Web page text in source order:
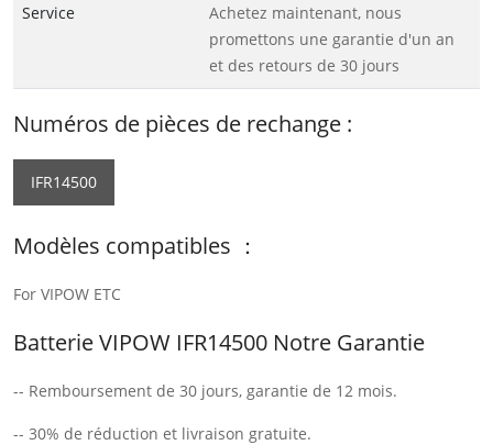
Service
Achetez maintenant, nous
promettons une garantie d'un an
et des retours de 30 jours
Numéros de pièces de rechange :
IFR14500
Modèles compatibles ：
For VIPOW ETC
Batterie VIPOW IFR14500 Notre Garantie
-- Remboursement de 30 jours, garantie de 12 mois.
-- 30% de réduction et livraison gratuite.